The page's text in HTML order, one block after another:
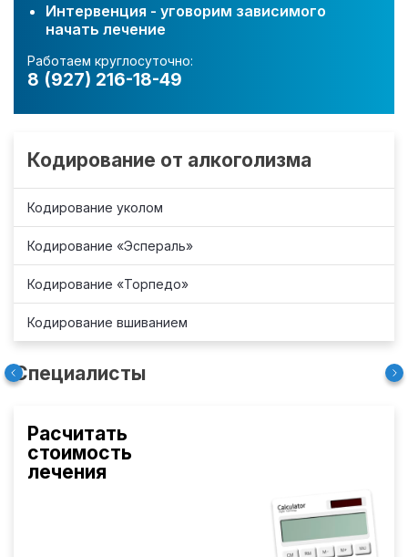
Интервенция - уговорим зависимого
начать лечение
Работаем круглосуточно:
8 (927) 216-18-49
Кодирование от алкоголизма
Кодирование уколом
Кодирование «Эспераль»
Кодирование «Торпедо»
Кодирование вшиванием
Специалисты
Расчитать
стоимость
лечения